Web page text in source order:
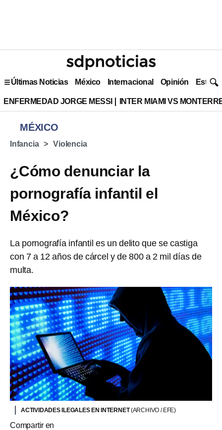
Últimas Noticias México Internacional Opinión Estilo
ENFERMEDAD JORGE MESSI INTER MIAMI VS
MÉXICO
Infancia Violencia
¿Cómo denunciar la
pornografía infantil el
México?
La pornografía infantil es un delito que se castiga
con 7 a 12 años de cárcel y de 800 a 2 mil días de
multa.
ACTIVIDADES ILEGALES EN INTERNET(ARCHIVO / EFE)
Compartir en